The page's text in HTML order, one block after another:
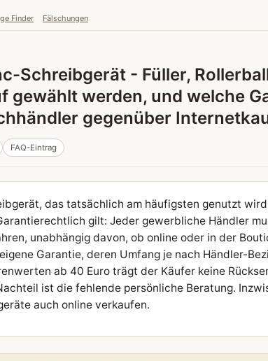
Finder Fälschungen
Schreibgerät - Füller,
gewählt werden, und welche
gegenüber
FAQ-Eintrag
das tatsächlich am häufigsten genutzt
gilt: Jeder gewerbliche Händler
unabhängig davon, ob online oder in der
Garantie, deren Umfang je nach Händler-
ab 40 Euro trägt der Käufer keine
ist die fehlende persönliche Beratung.
auch online verkaufen.